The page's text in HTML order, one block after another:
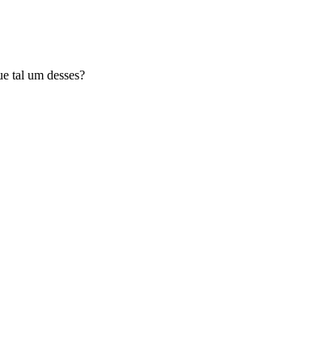
tal um desses?